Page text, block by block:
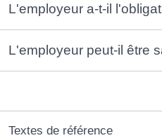
L'employeur a-t-il
L'employeur peut-il être
Textes de référence